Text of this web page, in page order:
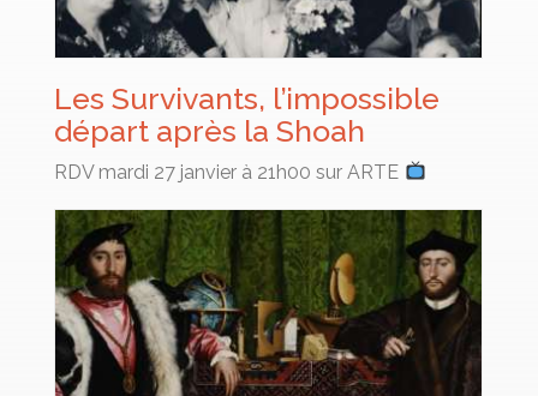
Les Survivants, l’impossible
départ après la Shoah
RDV mardi 27 janvier à 21h00 sur ARTE